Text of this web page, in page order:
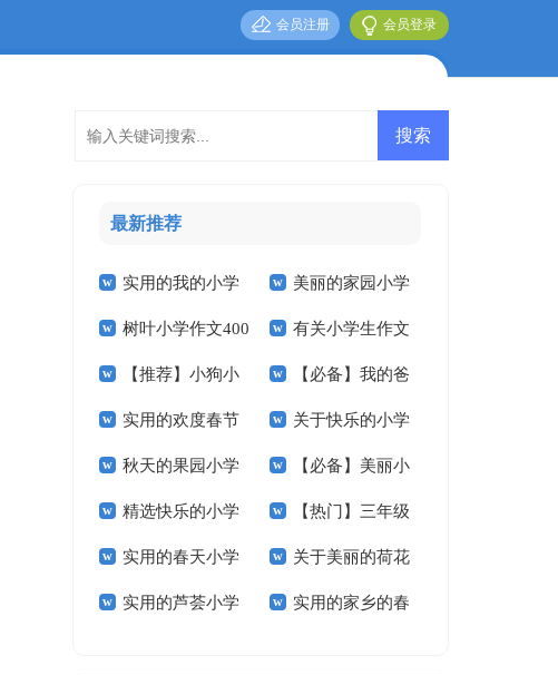
会员登录
会员注册
最新推荐
实用的我的小学
作文锦集10篇
美丽的家园小学
作文400字六篇
树叶小学作文400
字十篇
有关小学生作文
300字锦集6篇
【推荐】小狗小
学作文300字4篇
【必备】我的爸
爸三年级作文汇总八
篇
实用的欢度春节
的小学作文三篇
关于快乐的小学
作文600字四篇
秋天的果园小学
作文300字三篇
【必备】美丽小
学作文300字3篇
精选快乐的小学
作文600字十篇
【热门】三年级
叙事作文300字集锦
9篇
实用的春天小学
作文300字3篇
关于美丽的荷花
小学作文合集5篇
实用的芦荟小学 实用的家乡的春